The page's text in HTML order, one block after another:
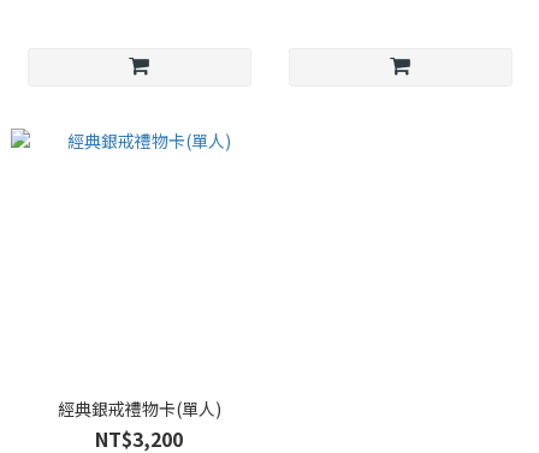
經典銀戒禮物卡(單人)
NT$3,200